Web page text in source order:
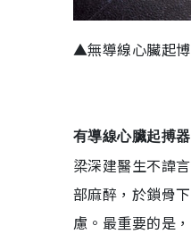
▲無導線心臟起
有導線心臟起搏
梁深建醫生不諱
部麻醉，於鎖骨
慮。最重要的是